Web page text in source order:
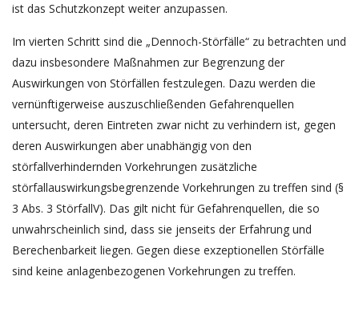
ist das Schutzkonzept weiter anzupassen.
Im vierten Schritt sind die „Dennoch-Störfälle“ zu betrachten und
dazu insbesondere Maßnahmen zur Begrenzung der
Auswirkungen von Störfällen festzulegen. Dazu werden die
vernünftigerweise auszuschließenden Gefahrenquellen
untersucht, deren Eintreten zwar nicht zu verhindern ist, gegen
deren Auswirkungen aber unabhängig von den
störfallverhindernden Vorkehrungen zusätzliche
störfallauswirkungsbegrenzende Vorkehrungen zu treffen sind (§
3 Abs. 3 StörfallV). Das gilt nicht für Gefahrenquellen, die so
unwahrscheinlich sind, dass sie jenseits der Erfahrung und
Berechenbarkeit liegen. Gegen diese exzeptionellen Störfälle
sind keine anlagenbezogenen Vorkehrungen zu treffen.